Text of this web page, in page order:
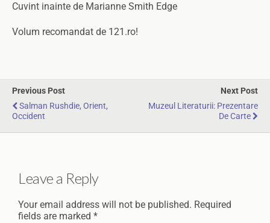
Cuvint inainte de Marianne Smith Edge
Volum recomandat de 121.ro!
Previous Post
Salman Rushdie, Orient,
Occident
Next Post
Muzeul Literaturii: Prezentare
De Carte
Leave a Reply
Your email address will not be published. Required
fields are marked *